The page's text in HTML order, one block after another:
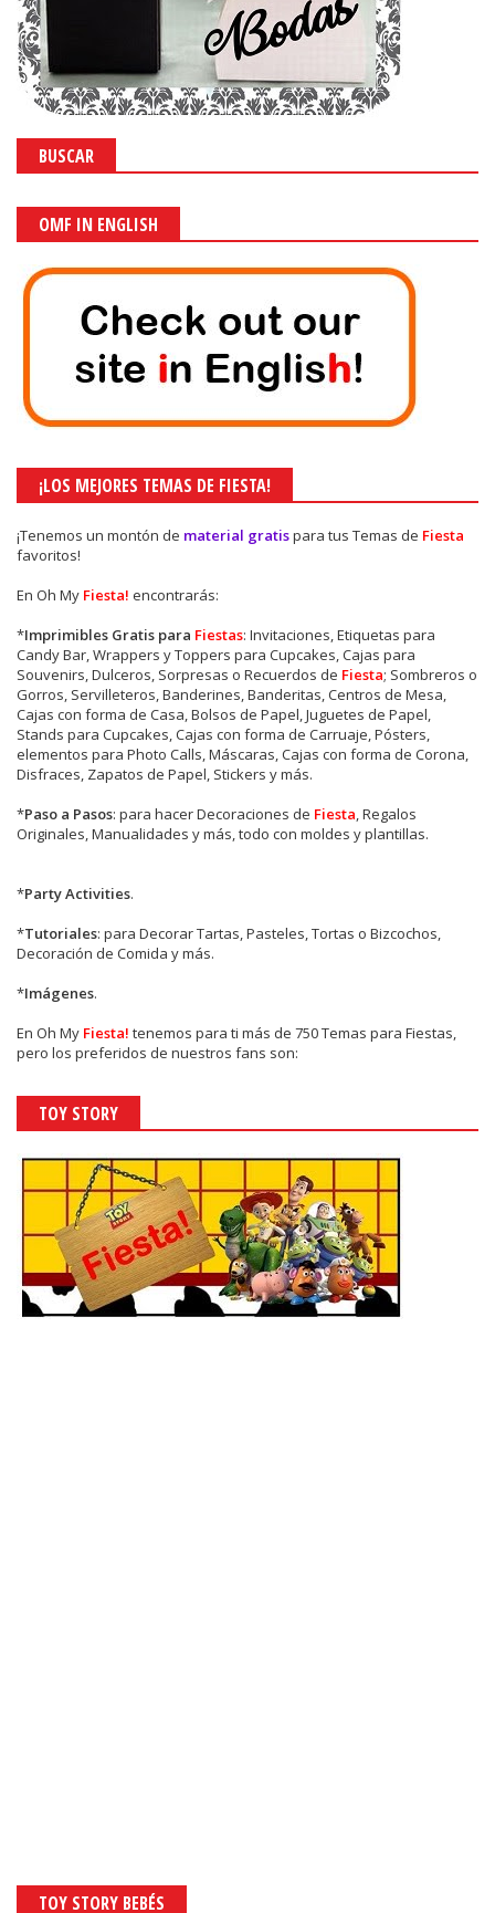
BUSCAR
OMF IN ENGLISH
¡LOS MEJORES TEMAS DE FIESTA!
¡Tenemos un montón de material gratispara tus Temas de Fiesta
favoritos!
En Oh My Fiesta! encontrarás:
*Imprimibles Gratis para Fiestas: Invitaciones, Etiquetas para
Candy Bar, Wrappers y Toppers para Cupcakes, Cajas para
Souvenirs, Dulceros, Sorpresas o Recuerdos de Fiesta; Sombreros o
Gorros, Servilleteros, Banderines, Banderitas, Centros de Mesa,
Cajas con forma de Casa, Bolsos de Papel, Juguetes de Papel,
Stands para Cupcakes, Cajas con forma de Carruaje, Pósters,
elementos para Photo Calls, Máscaras, Cajas con forma de Corona,
Disfraces, Zapatos de Papel, Stickers y más.
*Paso a Pasos: para hacer Decoraciones de Fiesta, Regalos
Originales, Manualidades y más, todo con moldes y plantillas.
*Party Activities.
*Tutoriales: para Decorar Tartas, Pasteles, Tortas o Bizcochos,
Decoración de Comida y más.
*Imágenes.
En Oh My Fiesta! tenemos para ti más de 750 Temas para Fiestas,
pero los preferidos de nuestros fans son:
TOY STORY
TOY STORY BEBÉS